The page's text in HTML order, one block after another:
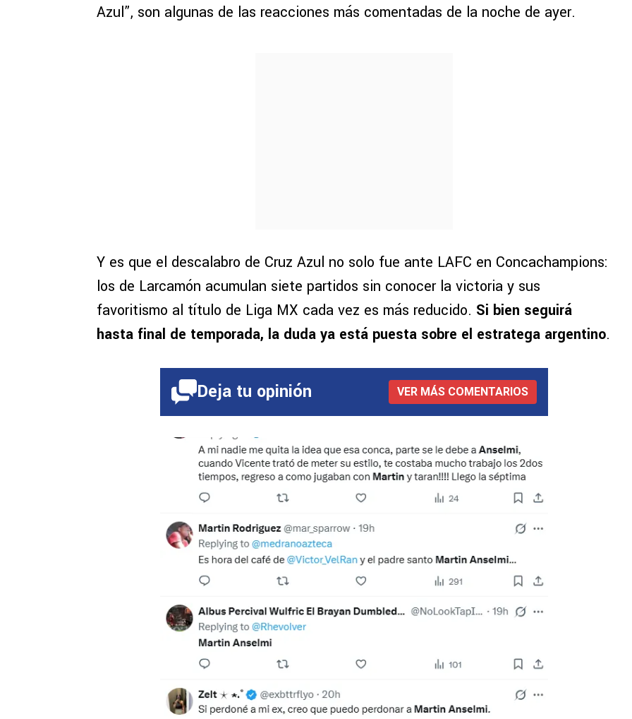
Azul”, son algunas de las reacciones más comentadas de la noche de ayer.
Y es que el descalabro de Cruz Azul no solo fue ante LAFC en Concachampions:
los de Larcamón acumulan siete partidos sin conocer la victoria y sus
favoritismo al título de Liga MX cada vez es más reducido. Si bien seguirá
hasta final de temporada, la duda ya está puesta sobre el estratega argentino.
Deja tu opinión VER MÁS COMENTARIOS